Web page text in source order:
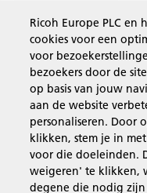
Business
Producten en
Support en
Ricoh Europe PLC en
cookies voor een
voor
bezoekers door de
op basis van jouw
aan de website
personaliseren. Door
klikken, stem je in
voor die doeleinden.
weigeren' te klikken,
degene die nodig